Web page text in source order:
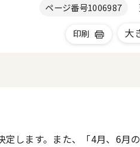
ページ番号1006987
印刷 大
します。また、「4月、6月